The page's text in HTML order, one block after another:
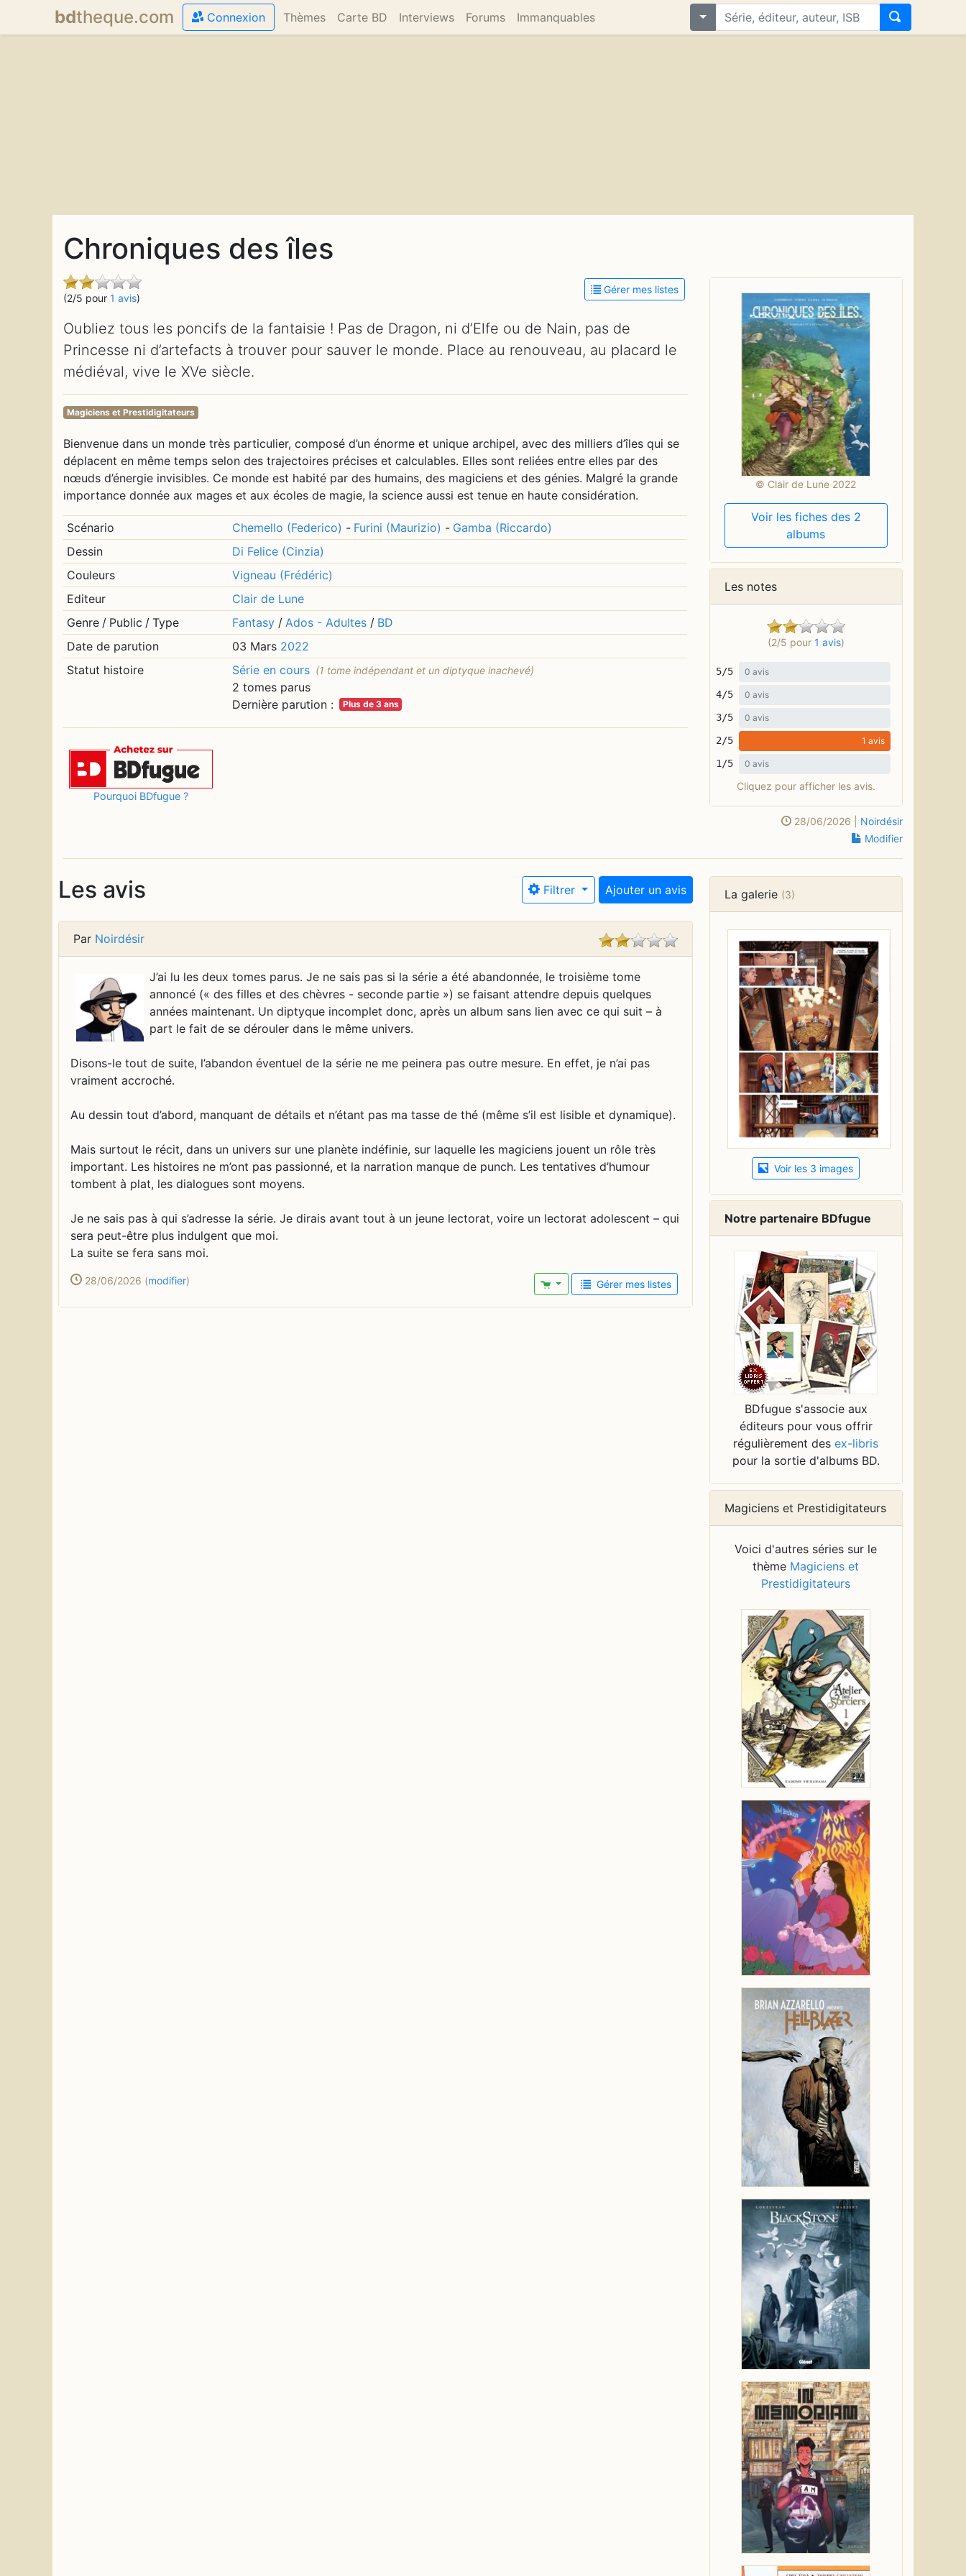
bdtheque.com Connexion Thèmes Carte BD Interviews Forums Immanquables
Chroniques des îles
(2/5 pour 1 avis)
Gérer mes listes
Oubliez tous les poncifs de la fantaisie ! Pas de Dragon, ni d’Elfe ou de Nain, pas de
Princesse ni d’artefacts à trouver pour sauver le monde. Place au renouveau, au placard le
médiéval, vive le XVe siècle.
Magiciens et Prestidigitateurs
Bienvenue dans un monde très particulier, composé d’un énorme et unique archipel, avec des milliers d’îles qui se
déplacent en même temps selon des trajectoires précises et calculables. Elles sont reliées entre elles par des
nœuds d’énergie invisibles. Ce monde est habité par des humains, des magiciens et des génies. Malgré la grande
importance donnée aux mages et aux écoles de magie, la science aussi est tenue en haute considération.
Scénario Chemello (Federico) - Furini (Maurizio) - Gamba (Riccardo)
Dessin
Di Felice (Cinzia)
Couleurs
Vigneau (Frédéric)
Editeur
Clair de Lune
Genre / Public / Type Fantasy / Ados - Adultes / BD
Date de parution
03 Mars 2022
Statut histoire
Série en cours (1 tome indépendant et un diptyque inachevé)
2 tomes parus
Dernière parution :
Plus de 3 ans
Pourquoi BDfugue ?
© Clair de Lune 2022
Voir les fiches des 2
albums
Les notes
(2/5 pour 1 avis)
5/5 0 avis
4/5 0 avis
3/5 0 avis
2/5 1 avis
1/5 0 avis
Cliquez pour afficher les avis.
28/06/2026 | Noirdésir
Modifier
Les avis Filtrer Ajouter un avis
Par Noirdésir
J’ai lu les deux tomes parus. Je ne sais pas si la série a été abandonnée, le troisième tome
annoncé (« des filles et des chèvres - seconde partie ») se faisant attendre depuis quelques
années maintenant. Un diptyque incomplet donc, après un album sans lien avec ce qui suit – à
part le fait de se dérouler dans le même univers.
Disons-le tout de suite, l’abandon éventuel de la série ne me peinera pas outre mesure. En effet, je n’ai pas
vraiment accroché.
Au dessin tout d’abord, manquant de détails et n’étant pas ma tasse de thé (même s’il est lisible et dynamique).
Mais surtout le récit, dans un univers sur une planète indéfinie, sur laquelle les magiciens jouent un rôle très
important. Les histoires ne m’ont pas passionné, et la narration manque de punch. Les tentatives d’humour
tombent à plat, les dialogues sont moyens.
Je ne sais pas à qui s’adresse la série. Je dirais avant tout à un jeune lectorat, voire un lectorat adolescent – qui
sera peut-être plus indulgent que moi.
La suite se fera sans moi.
28/06/2026 (modifier) Gérer mes listes
La galerie (3)
Voir les 3 images
Notre partenaire BDfugue
BDfugue s'associe aux
éditeurs pour vous offrir
régulièrement desex-libris
pour la sortie d'albums BD.
Magiciens et Prestidigitateurs
Voici d'autres séries sur le
thème Magiciens et
Prestidigitateurs